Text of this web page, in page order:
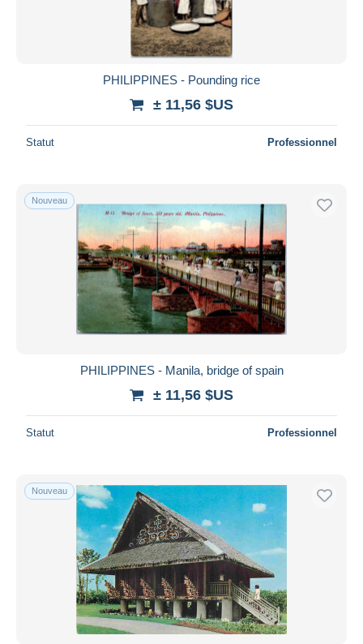
PHILIPPINES - Pounding rice
± 11,56 $US
Statut Professionnel
Nouveau
PHILIPPINES - Manila, bridge of spain
± 11,56 $US
Statut Professionnel
Nouveau